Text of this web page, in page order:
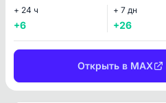
+ 24 ч
+6
+ 7 дн
+26
Открыть в MAX